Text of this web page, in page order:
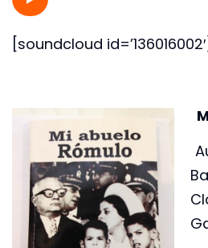
[soundcloud id=’136016002′]